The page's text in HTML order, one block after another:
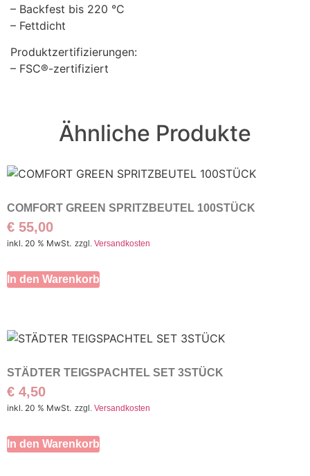
– Backfest bis 220 °C
– Fettdicht
Produktzertifizierungen:
– FSC®-zertifiziert
Ähnliche Produkte
COMFORT GREEN SPRITZBEUTEL 100STÜCK
€ 55,00
inkl. 20 % MwSt. zzgl. Versandkosten
In den Warenkorb
STÄDTER TEIGSPACHTEL SET 3STÜCK
€ 4,50
inkl. 20 % MwSt. zzgl. Versandkosten
In den Warenkorb